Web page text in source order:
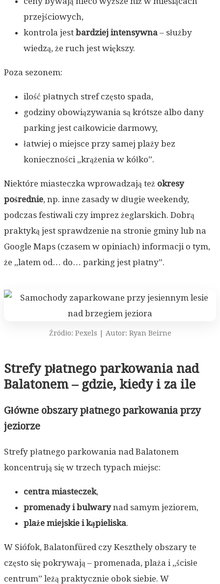
przejściowych,
kontrola jest bardziej intensywna – służby
wiedzą, że ruch jest większy.
Poza sezonem:
ilość płatnych stref często spada,
godziny obowiązywania są krótsze albo dany
parking jest całkowicie darmowy,
łatwiej o miejsce przy samej plaży bez
konieczności „krążenia w kółko”.
Niektóre miasteczka wprowadzają też okresy
pośrednie, np. inne zasady w długie weekendy,
podczas festiwali czy imprez żeglarskich. Dobrą
praktyką jest sprawdzenie na stronie gminy lub na
Google Maps (czasem w opiniach) informacji o tym,
że „latem od… do… parking jest płatny”.
Źródło: Pexels | Autor: Ryan Beirne
Strefy płatnego parkowania nad
Balatonem – gdzie, kiedy i za ile
Główne obszary płatnego parkowania przy
jeziorze
Strefy płatnego parkowania nad Balatonem
koncentrują się w trzech typach miejsc:
centra miasteczek,
promenady i bulwarynad samym jeziorem,
plaże miejskie i kąpieliska.
W Siófok, Balatonfüred czy Keszthely obszary te
często się pokrywają – promenada, plaża i „ścisłe
centrum” leżą praktycznie obok siebie. W